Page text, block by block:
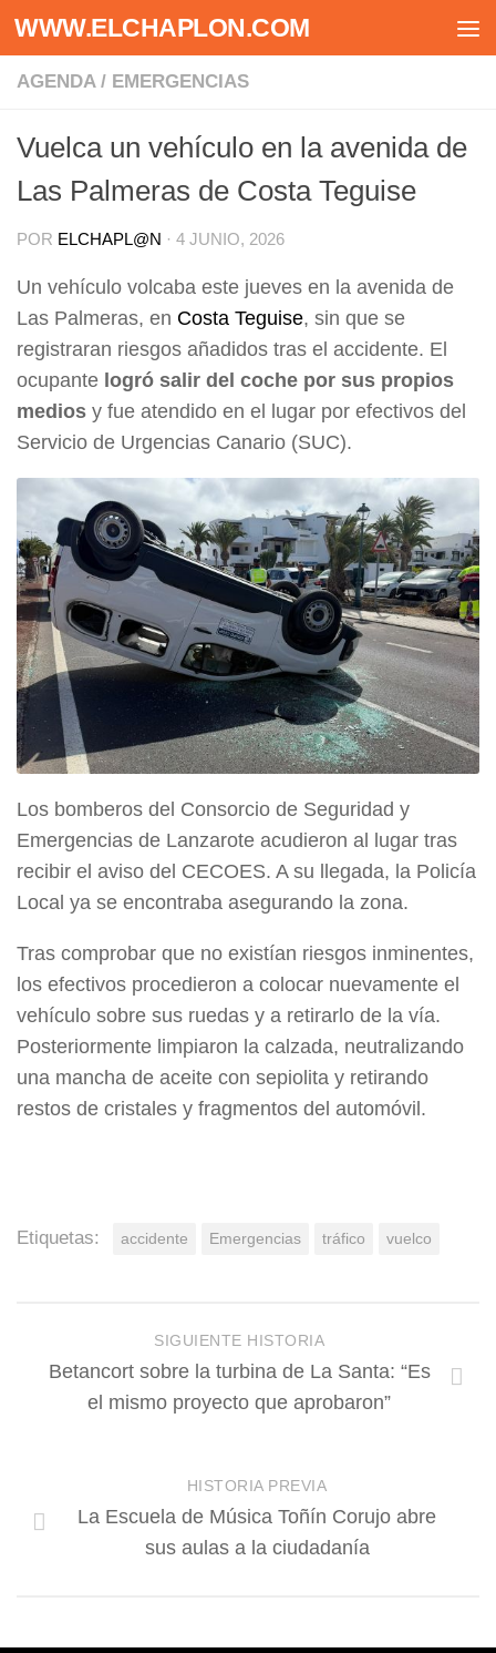
Saltar al contenido
WWW.ELCHAPLON.COM
AGENDA / EMERGENCIAS
Vuelca un vehículo en la avenida de
Las Palmeras de Costa Teguise
POR ELCHAPL@N · 4 JUNIO, 2026
Un vehículo volcaba este jueves en la avenida de
Las Palmeras, en Costa Teguise, sin que se
registraran riesgos añadidos tras el accidente. El
ocupante logró salir del coche por sus propios
medios y fue atendido en el lugar por efectivos del
Servicio de Urgencias Canario (SUC).
Los bomberos del Consorcio de Seguridad y
Emergencias de Lanzarote acudieron al lugar tras
recibir el aviso del CECOES. A su llegada, la Policía
Local ya se encontraba asegurando la zona.
Tras comprobar que no existían riesgos inminentes,
los efectivos procedieron a colocar nuevamente el
vehículo sobre sus ruedas y a retirarlo de la vía.
Posteriormente limpiaron la calzada, neutralizando
una mancha de aceite con sepiolita y retirando
restos de cristales y fragmentos del automóvil.
Etiquetas: accidente Emergencias tráfico vuelco
SIGUIENTE HISTORIA
Betancort sobre la turbina de La Santa: “Es
el mismo proyecto que aprobaron”
HISTORIA PREVIA
La Escuela de Música Toñín Corujo abre
sus aulas a la ciudadanía